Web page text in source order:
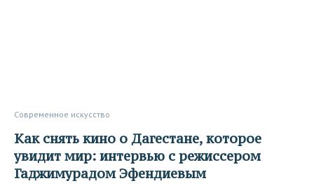
Современное искусство
Как снять кино о Дагестане, которое
увидит мир: интервью с режиссером
Гаджимурадом Эфендиевым